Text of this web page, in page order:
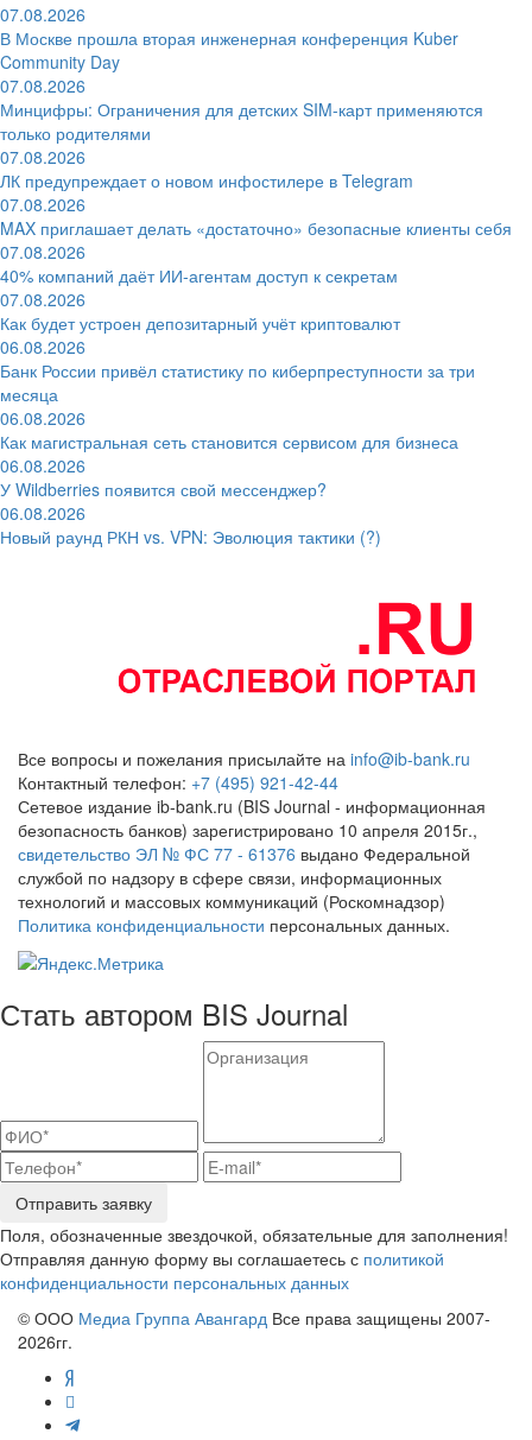
07.08.2026
В Москве прошла вторая инженерная конференция Kuber
Community Day
07.08.2026
Минцифры: Ограничения для детских SIM-карт применяются
только родителями
07.08.2026
ЛК предупреждает о новом инфостилере в Telegram
07.08.2026
MAX приглашает делать «достаточно» безопасные клиенты себя
07.08.2026
40% компаний даёт ИИ‑агентам доступ к секретам
07.08.2026
Как будет устроен депозитарный учёт криптовалют
06.08.2026
Банк России привёл статистику по киберпреступности за три
месяца
06.08.2026
Как магистральная сеть становится сервисом для бизнеса
06.08.2026
У Wildberries появится свой мессенджер?
06.08.2026
Новый раунд РКН vs. VPN: Эволюция тактики (?)
Все вопросы и пожелания присылайте на info@ib-bank.ru
Контактный телефон: +7 (495) 921-42-44
Сетевое издание ib-bank.ru (BIS Journal - информационная
безопасность банков) зарегистрировано 10 апреля 2015г.,
свидетельство ЭЛ № ФС 77 - 61376 выдано Федеральной
службой по надзору в сфере связи, информационных
технологий и массовых коммуникаций (Роскомнадзор)
Политика конфиденциальности персональных данных.
Стать автором BIS Journal
Отправить заявку
Поля, обозначенные звездочкой, обязательные для заполнения!
Отправляя данную форму вы соглашаетесь с политикой
конфиденциальности персональных данных
© ООО Медиа Группа Авангард Все права защищены 2007-
2026гг.